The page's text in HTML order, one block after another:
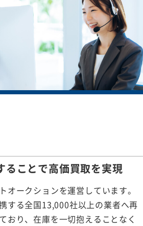
ることで高価買取を実現
ークションを運営しています。
する全国13,000社以上の業者へ再
おり、在庫を一切抱えることなく